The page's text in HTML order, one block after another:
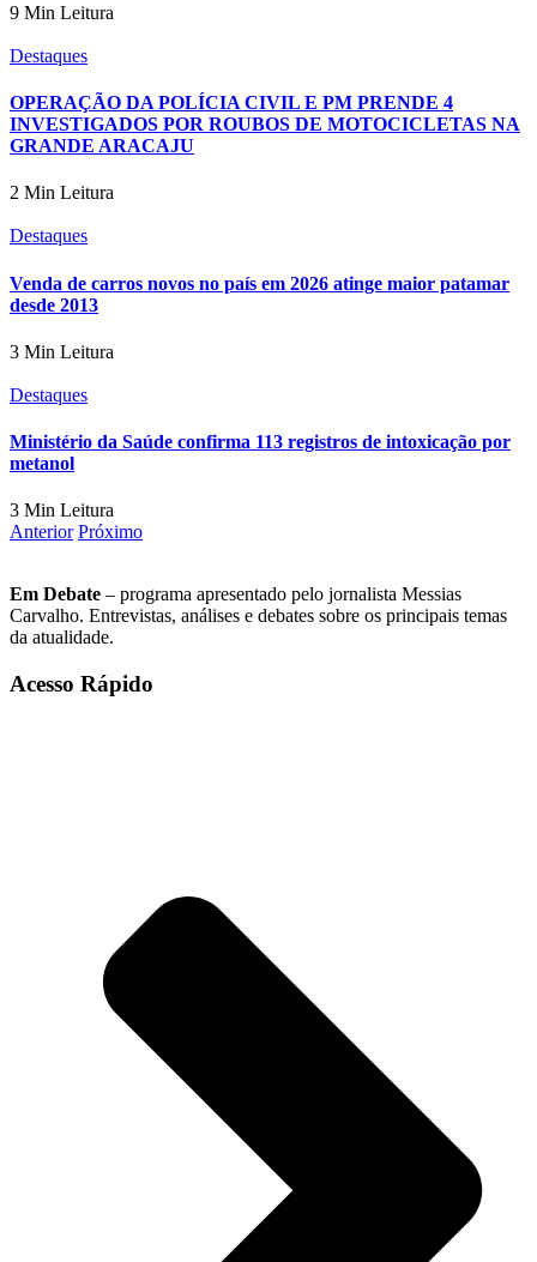
9 Min Leitura
Destaques
OPERAÇÃO DA POLÍCIA CIVIL E PM PRENDE 4
INVESTIGADOS POR ROUBOS DE MOTOCICLETAS NA
GRANDE ARACAJU
2 Min Leitura
Destaques
Venda de carros novos no país em 2026 atinge maior patamar
desde 2013
3 Min Leitura
Destaques
Ministério da Saúde confirma 113 registros de intoxicação por
metanol
3 Min Leitura
Anterior Próximo
Em Debate – programa apresentado pelo jornalista Messias
Carvalho. Entrevistas, análises e debates sobre os principais temas
da atualidade.
Acesso Rápido